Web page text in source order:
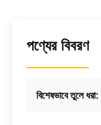
পণ্যের বিবরণ
বিশেষভাবে তুলে ধরা: